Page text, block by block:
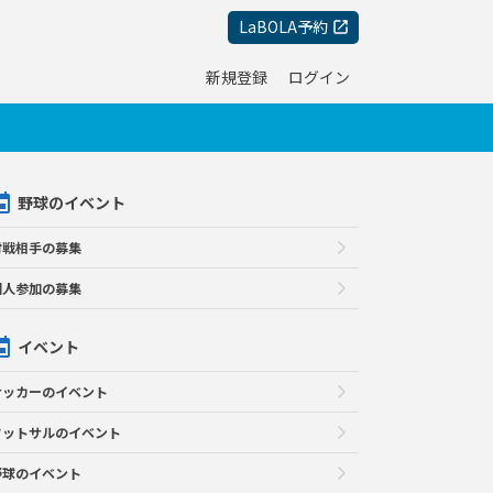
LaBOLA予約
新規登録 ログイン
野球のイベント
相手の募集
参加の募集
イベント
カーのイベント
ットサルのイベント
のイベント